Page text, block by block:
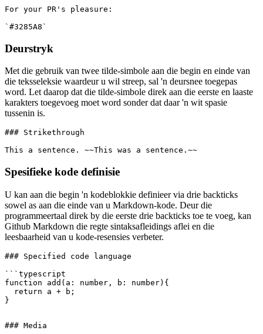
gedefinieerde kleur voorstel om vinnig te sien hoe dit lyk.
### Colors
For your PR's pleasure:
Deurstryk
Met die gebruik van twee tilde-simbole aan die begin en einde van
die teksseleksie waardeur u wil streep, sal 'n deursnee toegepas
word. Let daarop dat die tilde-simbole direk aan die eerste en laaste
karakters toegevoeg moet word sonder dat daar 'n wit spasie
tussenin is.
### Strikethrough
Spesifieke kode definisie
U kan aan die begin 'n kodeblokkie definieer via drie backticks
sowel as aan die einde van u Markdown-kode. Deur die
programmeertaal direk by die eerste drie backticks toe te voeg, kan
Github Markdown die regte sintaksafleidings aflei en die
leesbaarheid van u kode-resensies verbeter.
### Specified code language
function add(a: number, b: number){
  return a + b;